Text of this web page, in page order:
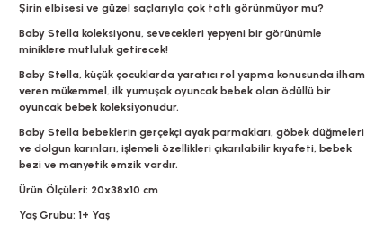
Şirin elbisesi ve güzel saçlarıyla çok tatlı görünmüyor mu?
Baby Stella koleksiyonu, sevecekleri yepyeni bir görünümle
miniklere mutluluk getirecek!
Baby Stella, küçük çocuklarda yaratıcı rol yapma konusunda ilham
veren mükemmel, ilk yumuşak oyuncak bebek olan ödüllü bir
oyuncak bebek koleksiyonudur.
Baby Stella bebeklerin gerçekçi ayak parmakları, göbek düğmeleri
ve dolgun karınları, işlemeli özellikleri çıkarılabilir kıyafeti, bebek
bezi ve manyetik emzik vardır.
Ürün Ölçüleri: 20x38x10 cm
Yaş Grubu: 1+ Yaş